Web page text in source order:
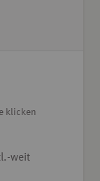
klicken
weit